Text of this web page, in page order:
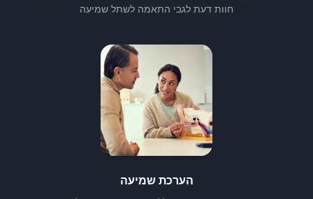
חוות דעת לגבי התאמה לשתל שמיעה
הערכת שמיעה